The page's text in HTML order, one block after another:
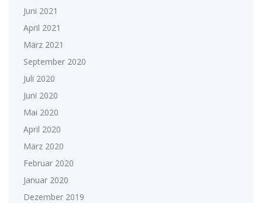
Juni 2021
April 2021
März 2021
September 2020
Juli 2020
Juni 2020
Mai 2020
April 2020
März 2020
Februar 2020
Januar 2020
Dezember 2019